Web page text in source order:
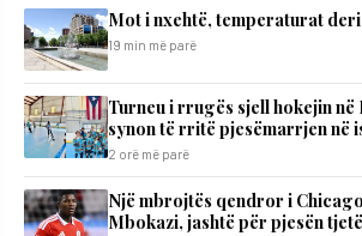
Mot i nxehtë, temperaturat
19 min më parë
Turneu i rrugës sjell hokejin në
synon të rritë pjesëmarrjen në
2 orë më parë
Një mbrojtës qendror i
Mbokazi, jashtë për pjesën